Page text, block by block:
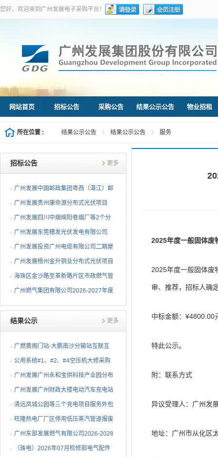
您好，欢迎来到广州发展电子采购平台！
网站首页 招标公告 采购公告 结果公示公告 物业招租
所在位置 : 结果公示公告 结果公示公告 服务
2025年度一般固体废
2025年度一般固体废
审、推荐，招标人确
中标金额：¥4800.00
特此公示。
附：联系方式
异议受理人：广州发
地址：广州市从化区
招标公告 更多
广州发展中国邮政集团粤西（湛江）邮
件处理中心等3个分布...
广州发展贵州康命源分布式光伏项目
EPC总承包（第二次招标...
广州发展四川中烟绵阳卷烟厂等2个分
布式光伏项目EPC总承包...
广州发展东莞穗发光伏发电有限公司
（广州港新沙港务有限公...
广州发展投资广州电缆有限公司二期屋
顶分布式光伏项目EPC...
广州发展梧州金升铜业分布式光伏项目
EPC总承包招标公告
海珠区金沙路至革新路片区市政燃气管
网更新工程招标公告
广州燃气集团有限公司2026-2027年度
燃气用埋地聚乙烯（PE1...
结果公示 更多
广燃黄阁门站-大鹏南沙分输站互联互
通改造安全评价及职业...
公用系统#1、#2、#4空压机大修采购
结果公告
⼴州发展⼴州永和宝供科技产业园分布
式光伏项⽬可⾏性研究...
广州发展广州财政大楼电动汽车充电站
项目采购结果公告
清远凤城公园等三个充电项目服务外包
项目采购结果公告
旺隆热电厂厂区停用低压蒸汽管道报废
拆除及废旧物资处置项...
广州东部发展燃气有限公司2026-2028
年非开挖燃气管道精确...
（珠电）2026年07月检修部电气配件